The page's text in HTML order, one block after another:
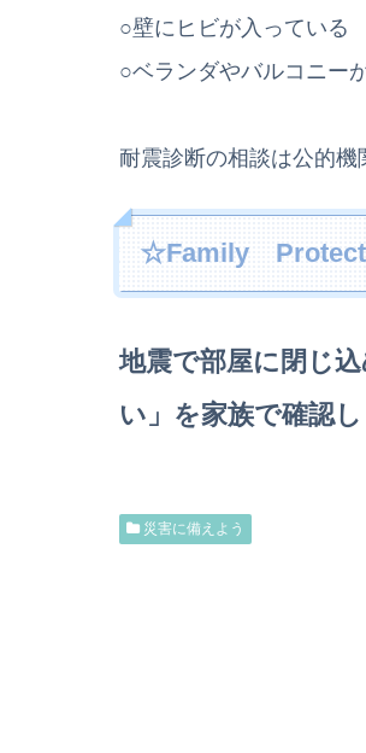
○壁にヒビが入っている
○ベランダやバルコニー
耐震診断の相談は公的
☆Family
地震で部屋に閉じ
い」を家族で確認
災害に備えよう